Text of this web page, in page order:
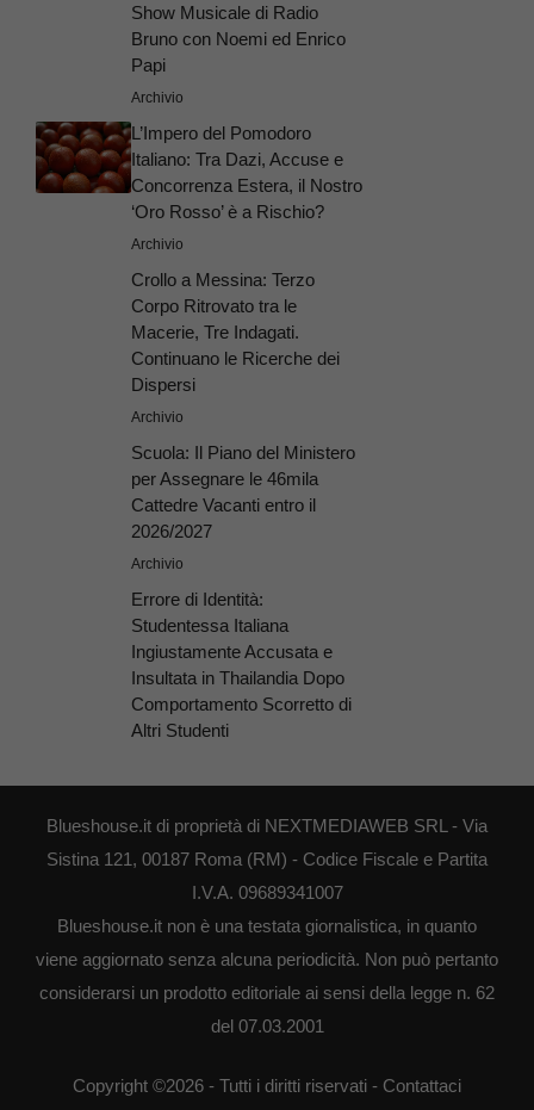
Show Musicale di Radio
Bruno con Noemi ed Enrico
Papi
Archivio
L’Impero del Pomodoro
Italiano: Tra Dazi, Accuse e
Concorrenza Estera, il Nostro
‘Oro Rosso’ è a Rischio?
Archivio
Crollo a Messina: Terzo
Corpo Ritrovato tra le
Macerie, Tre Indagati.
Continuano le Ricerche dei
Dispersi
Archivio
Scuola: Il Piano del Ministero
per Assegnare le 46mila
Cattedre Vacanti entro il
2026/2027
Archivio
Errore di Identità:
Studentessa Italiana
Ingiustamente Accusata e
Insultata in Thailandia Dopo
Comportamento Scorretto di
Altri Studenti
Blueshouse.it di proprietà di NEXTMEDIAWEB SRL - Via
Sistina 121, 00187 Roma (RM) - Codice Fiscale e Partita
I.V.A. 09689341007
Blueshouse.it non è una testata giornalistica, in quanto
viene aggiornato senza alcuna periodicità. Non può pertanto
considerarsi un prodotto editoriale ai sensi della legge n. 62
del 07.03.2001
Copyright ©2026 - Tutti i diritti riservati - Contattaci